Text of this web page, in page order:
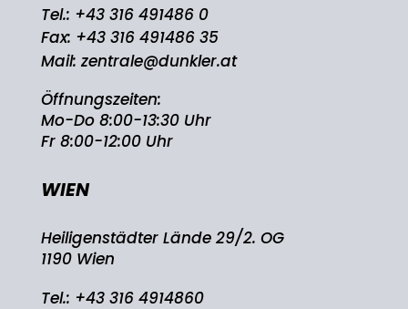
Tel.: +43 316 491486 0
Fax: +43 316 491486 35
Mail: zentrale@dunkler.at
Öffnungszeiten:
Mo-Do 8:00-13:30 Uhr
Fr 8:00-12:00 Uhr
WIEN
Heiligenstädter Lände 29/2. OG
1190 Wien
Tel.: +43 316 4914860